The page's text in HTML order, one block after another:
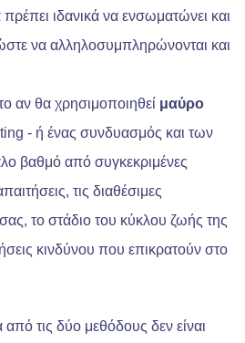
ιδανικά να ενσωματώνει και
να αλληλοσυμπληρώνονται και
αν θα χρησιμοποιηθεί μαύρο
- ή ένας συνδυασμός και των
βαθμό από συγκεκριμένες
τις διαθέσιμες
το στάδιο του κύκλου ζωής της
κινδύνου που επικρατούν στο
τις δύο μεθόδους δεν είναι